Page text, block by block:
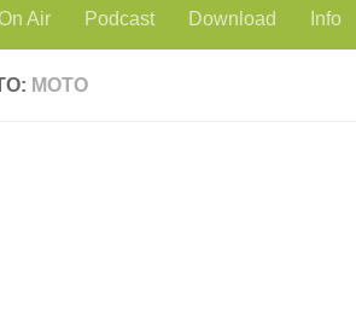
Air Podcast Download Info
MOTO